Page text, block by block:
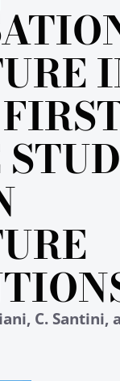
C. Santini,